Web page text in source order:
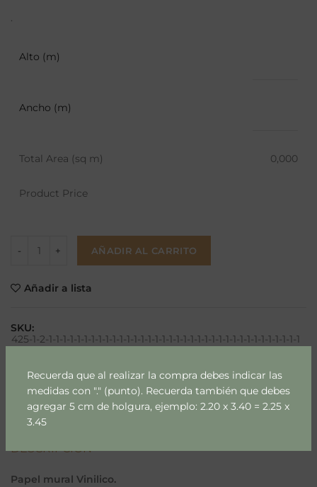
Recuerda que al realizar la compra debes indicar las
medidas con "." (punto). Recuerda también que debes
agregar 5 cm de holgura, ejemplo: 2.20 x 3.40 = 2.25 x
3.45
.
Alto (m)
Ancho (m)
Total Area (sq m) 0,000
Product Price
AÑADIR AL CARRITO
Añadir a lista
SKU:
425-1-2-1-1-1-1-1-1-1-1-1-1-1-1-1-1-1-1-1-1-1-1-1-1-1-1-1-1-1-1-1-1-1-1-1-1-1-1
Compartir
DESCRIPCIÓN
Papel mural Vinilico.